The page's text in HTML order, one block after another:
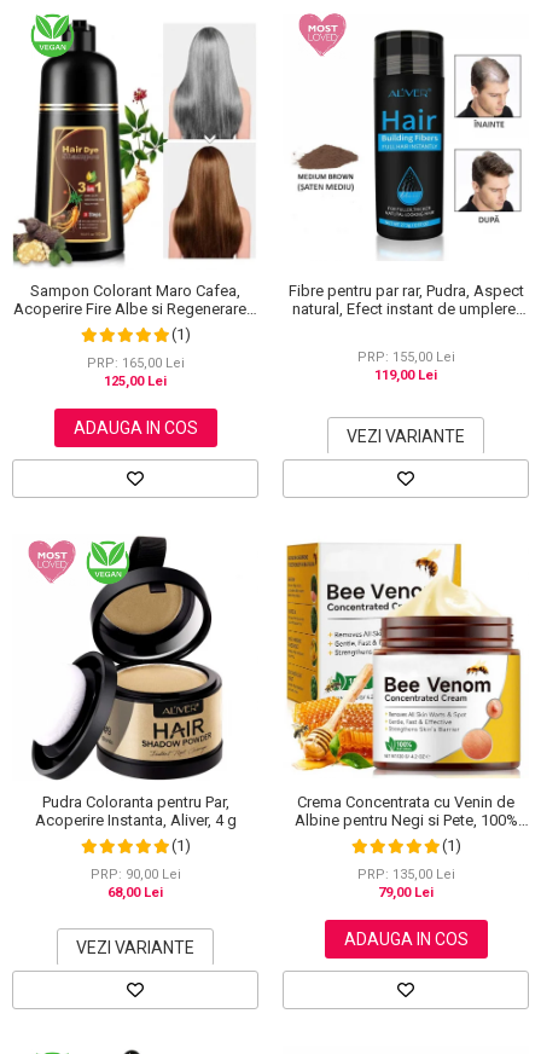
Sampon Colorant Maro Cafea,
Acoperire Fire Albe si Regenerare 3
in 1, #4 Coffee, 500 ml
(1)
PRP: 165,00 Lei
125,00 Lei
ADAUGA IN COS
Fibre pentru par rar, Pudra, Aspect
natural, Efect instant de umplere,
PRP: 155,00 Lei
119,00 Lei
VEZI VARIANTE
Pudra Coloranta pentru Par,
Acoperire Instanta, Aliver, 4 g
(1)
PRP: 90,00 Lei
68,00 Lei
VEZI VARIANTE
Crema Concentrata cu Venin de
Albine pentru Negi si Pete, 100%
Naturala, 120 g
(1)
PRP: 135,00 Lei
79,00 Lei
ADAUGA IN COS